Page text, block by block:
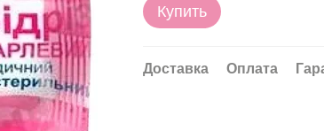
Купить
Доставка Оплата